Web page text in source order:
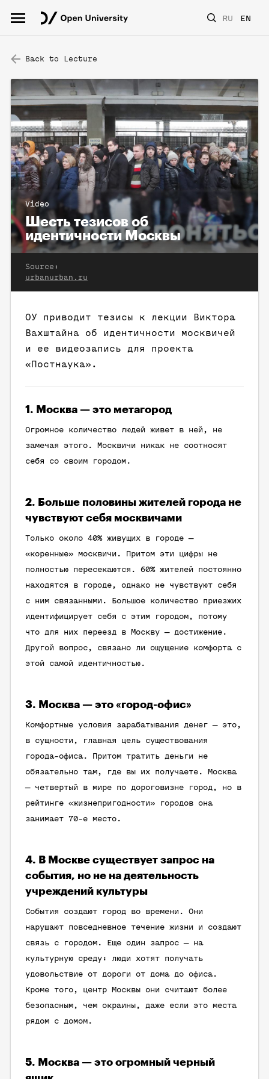
RU EN
Back to Lecture
Video
Шесть тезисов об
идентичности Москвы
Source:
urbanurban.ru
ОУ приводит тезисы к лекции Виктора
Вахштайна об идентичности москвичей
и ее видеозапись для проекта
«Постнаука».
1. Москва — это метагород
Огромное количество людей живет в ней, не
замечая этого. Москвичи никак не соотносят
себя со своим городом.
2. Больше половины жителей города не
чувствуют себя москвичами
Только около 40% живущих в городе —
«коренные» москвичи. Притом эти цифры не
полностью пересекаются. 60% жителей постоянно
находятся в городе, однако не чувствуют себя
с ним связанными. Большое количество приезжих
идентифицирует себя с этим городом, потому
что для них переезд в Москву — достижение.
Другой вопрос, связано ли ощущение комфорта с
этой самой идентичностью.
3. Москва — это «город-офис»
Комфортные условия зарабатывания денег — это,
в сущности, главная цель существования
города-офиса. Притом тратить деньги не
обязательно там, где вы их получаете. Москва
— четвертый в мире по дороговизне город, но в
рейтинге «жизнепригодности» городов она
занимает 70-е место.
4. В Москве существует запрос на
события, но не на деятельность
учреждений культуры
События создают город во времени. Они
нарушают повседневное течение жизни и создают
связь с городом. Еще один запрос — на
культурную среду: люди хотят получать
удовольствие от дороги от дома до офиса.
Кроме того, центр Москвы они считают более
безопасным, чем окраины, даже если это места
рядом с домом.
5. Москва — это огромный черный